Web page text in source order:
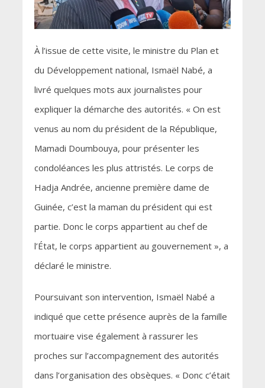
À l’issue de cette visite, le ministre du Plan et
du Développement national, Ismaël Nabé, a
livré quelques mots aux journalistes pour
expliquer la démarche des autorités. « On est
venus au nom du président de la République,
Mamadi Doumbouya, pour présenter les
condoléances les plus attristés. Le corps de
Hadja Andrée, ancienne première dame de
Guinée, c’est la maman du président qui est
partie. Donc le corps appartient au chef de
l’État, le corps appartient au gouvernement », a
déclaré le ministre.
Poursuivant son intervention, Ismaël Nabé a
indiqué que cette présence auprès de la famille
mortuaire vise également à rassurer les
proches sur l’accompagnement des autorités
dans l’organisation des obsèques. « Donc c’était